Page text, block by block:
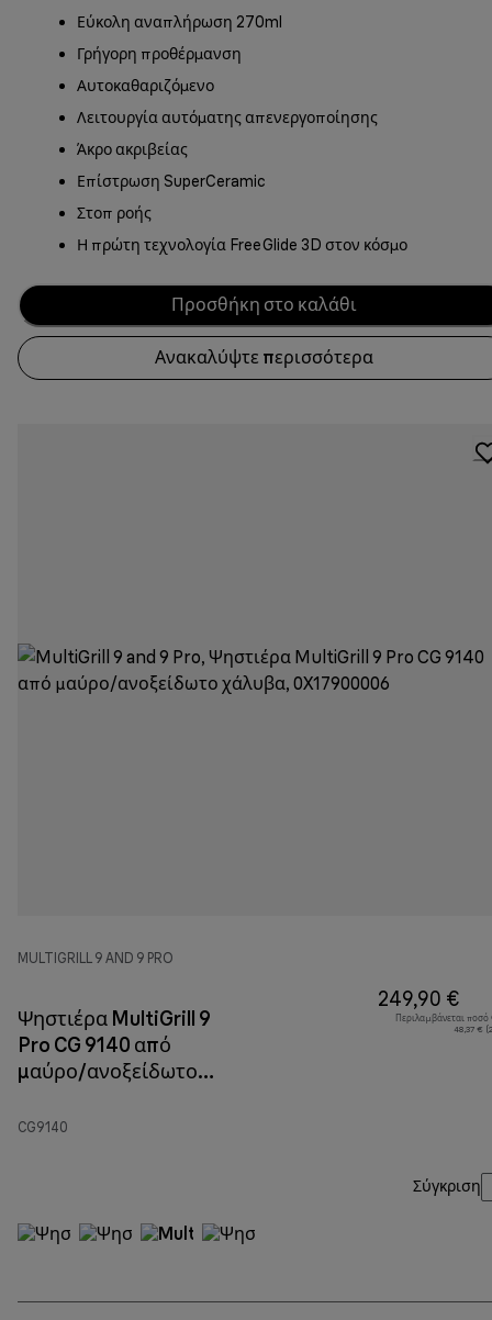
Εύκολη αναπλήρωση 270ml
Γρήγορη προθέρμανση
Αυτοκαθαριζόμενο
Λειτουργία αυτόματης απενεργοποίησης
Άκρο ακριβείας
Επίστρωση SuperCeramic
Στοπ ροής
Η πρώτη τεχνολογία FreeGlide 3D στον κόσμο
Προσθήκη στο καλάθι
Ανακαλύψτε περισσότερα
MULTIGRILL 9 AND 9 PRO
Ψηστιέρα MultiGrill 9
Pro CG 9140 από
μαύρο/ανοξείδωτο
CG9140
249,90 €
Περιλαμβάνεται
48,37 €
Σύγκριση